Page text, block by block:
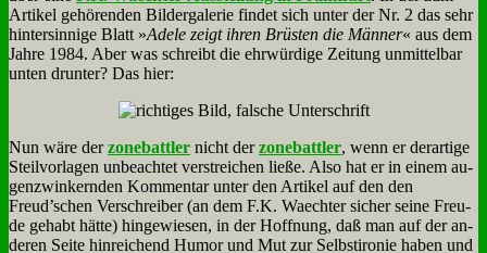
Ar­ti­kel ge­hö­ren­den Bil­der­ga­le­rie fin­det sich un­ter der Nr. 2 das sehr
hin­ter­sin­ni­ge Blatt »Ade­le zeigt ih­ren Brü­sten die Män­ner« aus dem
Jah­re 1984. Aber was schreibt die ehr­wür­di­ge Zei­tung un­mit­tel­bar
un­ten drun­ter? Das hier:
Nun wä­re derzone­batt­ler nicht derzone­batt­ler, wenn er der­ar­ti­ge
Steil­vor­la­gen un­be­ach­tet ver­strei­chen lie­ße. Al­so hat er in ei­nem au­
gen­zwin­kern­den Kom­men­tar un­ter den Ar­ti­kel auf den den
Freud’schen Ver­schrei­ber (an dem F.K. Waech­ter si­cher sei­ne Freu­
de ge­habt hät­te) hin­ge­wie­sen, in der Hoff­nung, daß man auf der an­
de­ren Sei­te hin­rei­chend Hu­mor und Mut zur Selbst­iro­nie ha­ben und